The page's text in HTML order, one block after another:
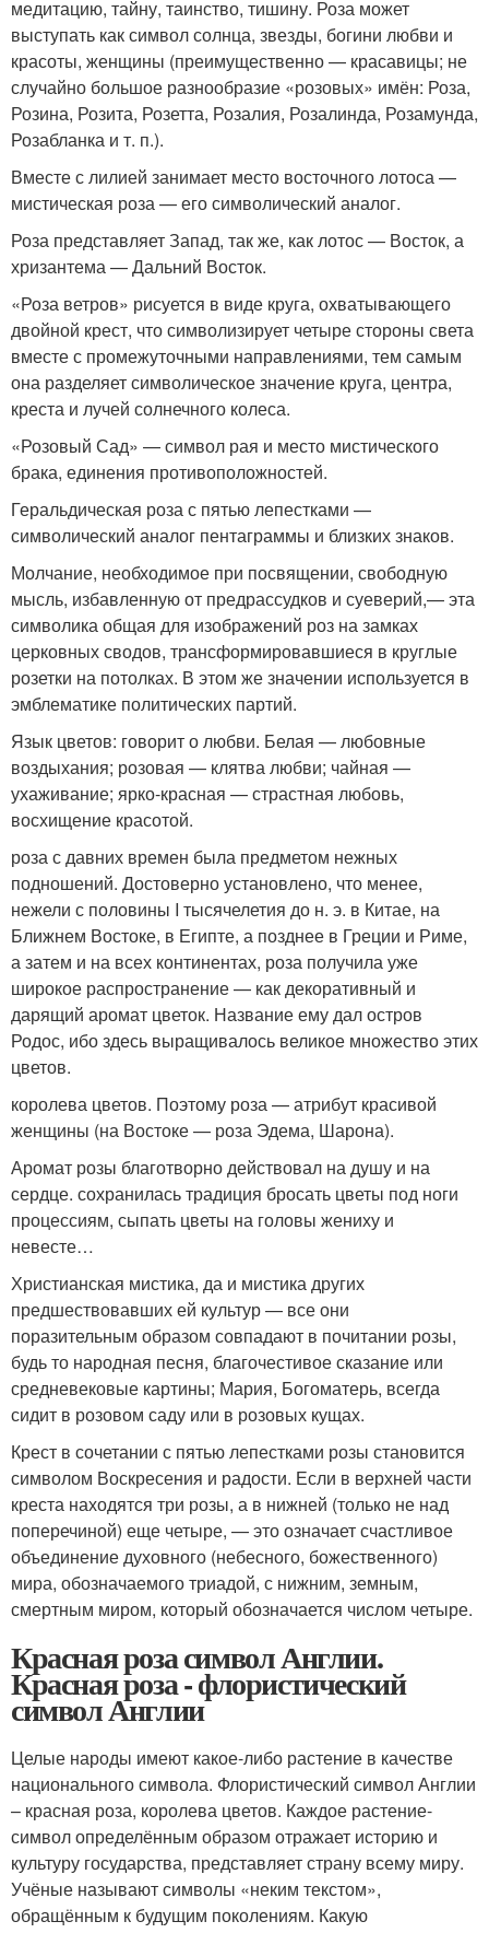
медитацию, тайну, таинство, тишину. Роза может
выступать как символ солнца, звезды, богини любви и
красоты, женщины (преимущественно — красавицы; не
случайно большое разнообразие «розовых» имён: Роза,
Розина, Розита, Розетта, Розалия, Розалинда, Розамунда,
Розабланка и т. п.).
Вместе с лилией занимает место восточного лотоса —
мистическая роза — его символический аналог.
Роза представляет Запад, так же, как лотос — Восток, а
хризантема — Дальний Восток.
«Роза ветров» рисуется в виде круга, охватывающего
двойной крест, что символизирует четыре стороны света
вместе с промежуточными направлениями, тем самым
она разделяет символическое значение круга, центра,
креста и лучей солнечного колеса.
«Розовый Сад» — символ рая и место мистического
брака, единения противоположностей.
Геральдическая роза с пятью лепестками —
символический аналог пентаграммы и близких знаков.
Молчание, необходимое при посвящении, свободную
мысль, избавленную от предрассудков и суеверий,— эта
символика общая для изображений роз на замках
церковных сводов, трансформировавшиеся в круглые
розетки на потолках. В этом же значении используется в
эмблематике политических партий.
Язык цветов: говорит о любви. Белая — любовные
воздыхания; розовая — клятва любви; чайная —
ухаживание; ярко-красная — страстная любовь,
восхищение красотой.
роза с давних времен была предметом нежных
подношений. Достоверно установлено, что менее,
нежели с половины I тысячелетия до н. э. в Китае, на
Ближнем Востоке, в Египте, а позднее в Греции и Риме,
а затем и на всех континентах, роза получила уже
широкое распространение — как декоративный и
дарящий аромат цветок. Название ему дал остров
Родос, ибо здесь выращивалось великое множество этих
цветов.
королева цветов. Поэтому роза — атрибут красивой
женщины (на Востоке — роза Эдема, Шарона).
Аромат розы благотворно действовал на душу и на
сердце. сохранилась традиция бросать цветы под ноги
процессиям, сыпать цветы на головы жениху и
невесте…
Христианская мистика, да и мистика других
предшествовавших ей культур — все они
поразительным образом совпадают в почитании розы,
будь то народная песня, благочестивое сказание или
средневековые картины; Мария, Богоматерь, всегда
сидит в розовом саду или в розовых кущах.
Крест в сочетании с пятью лепестками розы становится
символом Воскресения и радости. Если в верхней части
креста находятся три розы, а в нижней (только не над
поперечиной) еще четыре, — это означает счастливое
объединение духовного (небесного, божественного)
мира, обозначаемого триадой, с нижним, земным,
смертным миром, который обозначается числом четыре.
Красная роза символ Англии.
Красная роза - флористический
символ Англии
Целые народы имеют какое-либо растение в качестве
национального символа. Флористический символ Англии
– красная роза, королева цветов. Каждое растение-
символ определённым образом отражает историю и
культуру государства, представляет страну всему миру.
Учёные называют символы «неким текстом»,
обращённым к будущим поколениям. Какую